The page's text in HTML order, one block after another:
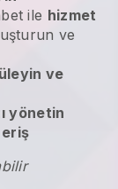
ile hizmet
ve
ve
yönetin
eriş